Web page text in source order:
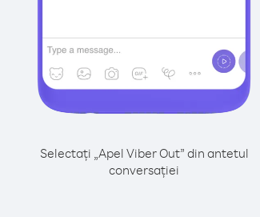
Selectați „Apel Viber Out” din antetul
conversației